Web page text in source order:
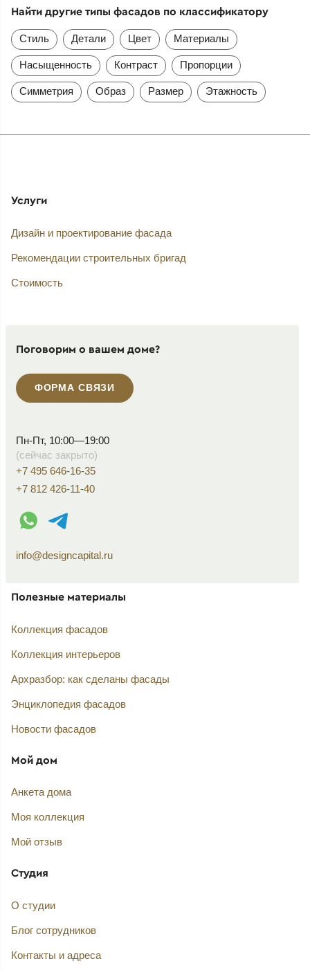
Найти другие типы фасадов по классификатору
Стиль Детали Цвет Материалы
Насыщенность Контраст Пропорции
Симметрия Образ Размер Этажность
Услуги
Дизайн и проектирование фасада
Рекомендации строительных бригад
Стоимость
Поговорим о вашем доме?
ФОРМА СВЯЗИ
Пн-Пт, 10:00—19:00
(сейчас закрыто)
+7 495 646-16-35
+7 812 426-11-40
WhatsApp контакт
Telegram контакт
info@designcapital.ru
Полезные материалы
Коллекция фасадов
Коллекция интерьеров
Архразбор: как сделаны фасады
Энциклопедия фасадов
Новости фасадов
Мой дом
Анкета дома
Моя коллекция
Мой отзыв
Студия
О студии
Блог сотрудников
Контакты и адреса